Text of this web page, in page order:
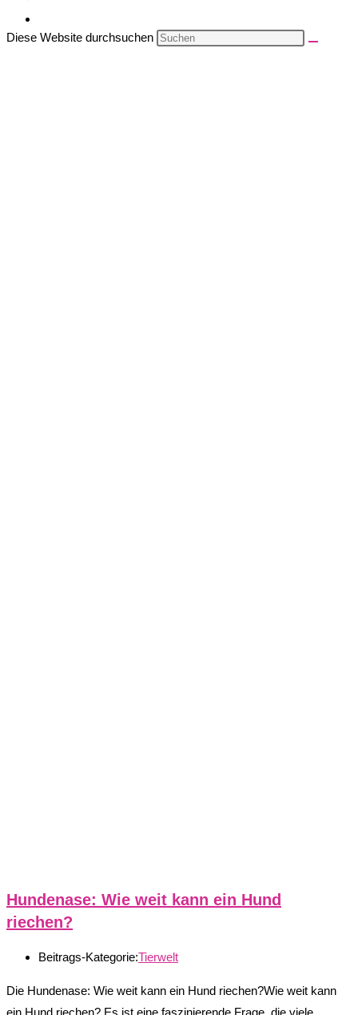
Diese Website durchsuchen
Hundenase: Wie weit kann ein Hund
riechen?
Beitrags-Kategorie:Tierwelt
Die Hundenase: Wie weit kann ein Hund riechen?Wie weit kann